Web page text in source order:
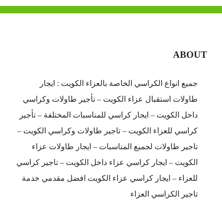
ABOUT
جميع انواع الكراسي الخاصة بالعزاء الكويت : ايجار
طاولات استقبال عزاء الكويت – تأجير طاولات وكراسي
داخل الكويت – ايجار كراسي للمناسبات المختلفة – تأجير
كراسي للعزاء الكويت – تاجير طاولات وكراسي الكويت –
تاجير طاولات لجميع المناسبات – ايجار طاولات عزاء
الكويت – ايجار كراسي عزاء داخل الكويت – تاجير كراسي
للعزاء – ايجار كراسي عزاء الكويت افضل مقدمي خدمة
تاجير الكراسي العزاء